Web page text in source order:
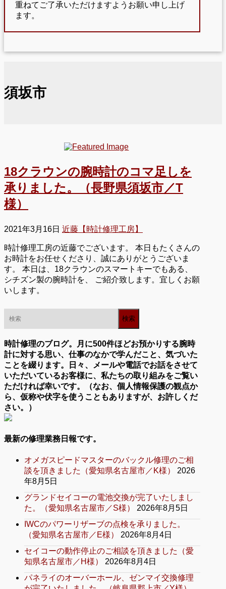
重ねてご了承いただけますようお願い申し上げ
ます。
須坂市
18クラウンの腕時計のコマ足しを
承りました。（長野県須坂市／T
様）
2021年3月16日 近藤【時計修理工房】
時計修理工房の近藤でございます。 本日もたくさんの
お時計をお任せくださり、誠にありがとうございま
す。 本日は、18クラウンのスマートキーでもある、
シチズン製の腕時計を、 ご紹介致します。宜しくお願
いします。
時計修理のブログ。月に500件ほどお預かりする腕時
計に対する思い、仕事のなかで学んだこと、気づいた
ことを綴ります。日々、メールや電話でお話をさせて
いただいているお客様に、私たちの取り組みをご覧い
ただければ幸いです。（なお、個人情報保護の観点か
ら、仮称や伏字を使うこともありますが、お許しくだ
さい。）
最新の修理業務日報です。
オメガスピードマスターのバックル修理のご相
談を頂きました（愛知県名古屋市／K様）
2026
年8月5日
グランドセイコーの電池交換が完了いたしまし
た。（愛知県名古屋市／S様）
2026年8月5日
IWCのパワーリザーブの点検を承りました。
（愛知県名古屋市／E様）
2026年8月4日
セイコーの動作停止のご相談を頂きました（愛
知県名古屋市／H様）
2026年8月4日
パネライのオーバーホール、ゼンマイ交換修理